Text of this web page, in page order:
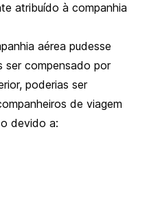
atribuído à companhia
aérea pudesse
compensado por
poderias ser
de viagem
devido a: